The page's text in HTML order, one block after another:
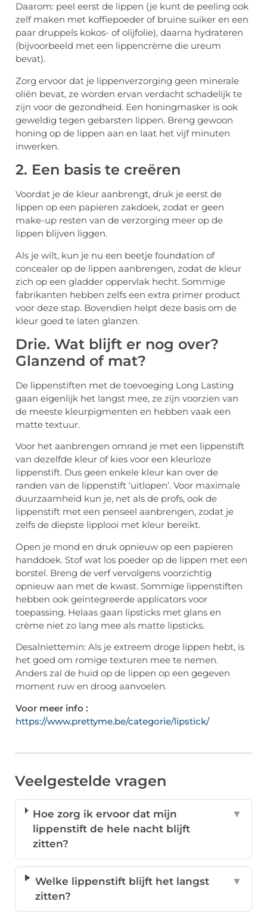
Daarom: peel eerst de lippen (je kunt de peeling ook
zelf maken met koffiepoeder of bruine suiker en een
paar druppels kokos- of olijfolie), daarna hydrateren
(bijvoorbeeld met een lippencrème die ureum
bevat).
Zorg ervoor dat je lippenverzorging geen minerale
oliën bevat, ze worden ervan verdacht schadelijk te
zijn voor de gezondheid. Een honingmasker is ook
geweldig tegen gebarsten lippen. Breng gewoon
honing op de lippen aan en laat het vijf minuten
inwerken.
2. Een basis te creëren
Voordat je de kleur aanbrengt, druk je eerst de
lippen op een papieren zakdoek, zodat er geen
make-up resten van de verzorging meer op de
lippen blijven liggen.
Als je wilt, kun je nu een beetje foundation of
concealer op de lippen aanbrengen, zodat de kleur
zich op een gladder oppervlak hecht. Sommige
fabrikanten hebben zelfs een extra primer product
voor deze stap. Bovendien helpt deze basis om de
kleur goed te laten glanzen.
Drie. Wat blijft er nog over?
Glanzend of mat?
De lippenstiften met de toevoeging Long Lasting
gaan eigenlijk het langst mee, ze zijn voorzien van
de meeste kleurpigmenten en hebben vaak een
matte textuur.
Voor het aanbrengen omrand je met een lippenstift
van dezelfde kleur of kies voor een kleurloze
lippenstift. Dus geen enkele kleur kan over de
randen van de lippenstift ‘uitlopen’. Voor maximale
duurzaamheid kun je, net als de profs, ook de
lippenstift met een penseel aanbrengen, zodat je
zelfs de diepste lipplooi met kleur bereikt.
Open je mond en druk opnieuw op een papieren
handdoek. Stof wat los poeder op de lippen met een
borstel. Breng de verf vervolgens voorzichtig
opnieuw aan met de kwast. Sommige lippenstiften
hebben ook geïntegreerde applicators voor
toepassing. Helaas gaan lipsticks met glans en
crème niet zo lang mee als matte lipsticks.
Desalniettemin: Als je extreem droge lippen hebt, is
het goed om romige texturen mee te nemen.
Anders zal de huid op de lippen op een gegeven
moment ruw en droog aanvoelen.
Voor meer info :
https://www.prettyme.be/categorie/lipstick/
Veelgestelde vragen
Hoe zorg ik ervoor dat mijn
lippenstift de hele nacht blijft
zitten?
▼
Welke lippenstift blijft het langst
zitten?
▼